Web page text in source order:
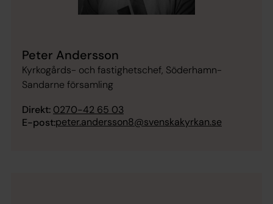
Peter Andersson
Kyrkogårds- och fastighetschef, Söderhamn-
Sandarne församling
Direkt: 0270-42 65 03
E-post:peter.andersson8@svenskakyrkan.se